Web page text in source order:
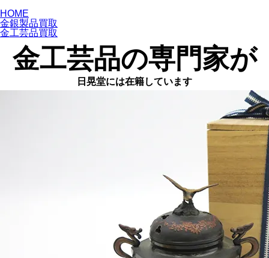
HOME
金銀製品買取
金工芸品買取
金工芸品の専門家が
日晃堂には在籍しています